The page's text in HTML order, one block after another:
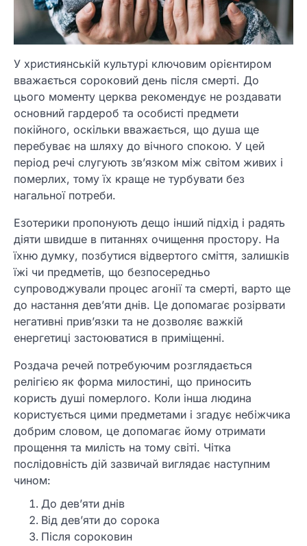
У християнській культурі ключовим орієнтиром
вважається сороковий день після смерті. До
цього моменту церква рекомендує не роздавати
основний гардероб та особисті предмети
покійного, оскільки вважається, що душа ще
перебуває на шляху до вічного спокою. У цей
період речі слугують зв’язком між світом живих і
померлих, тому їх краще не турбувати без
нагальної потреби.
Езотерики пропонують дещо інший підхід і радять
діяти швидше в питаннях очищення простору. На
їхню думку, позбутися відвертого сміття, залишків
їжі чи предметів, що безпосередньо
супроводжували процес агонії та смерті, варто ще
до настання дев’яти днів. Це допомагає розірвати
негативні прив’язки та не дозволяє важкій
енергетиці застоюватися в приміщенні.
Роздача речей потребуючим розглядається
релігією як форма милостині, що приносить
користь душі померлого. Коли інша людина
користується цими предметами і згадує небіжчика
добрим словом, це допомагає йому отримати
прощення та милість на тому світі. Чітка
послідовність дій зазвичай виглядає наступним
чином:
До дев’яти днів
Від дев’яти до сорока
Після сороковин